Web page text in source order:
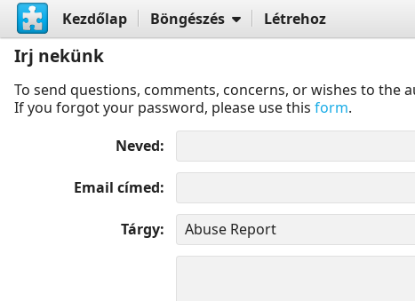
Kezdőlap Böngészés Létrehoz
Irj nekünk
To send questions, comments, concerns, or wishes to
If you forgot your password, please use this form.
Neved
Email címed
Tárgy